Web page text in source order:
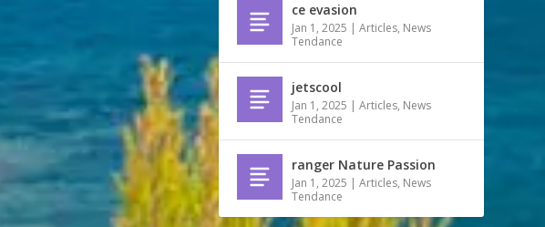
ce evasion
Jan 1, 2025 |Articles, News
Tendance
jetscool
Jan 1, 2025 |Articles, News
Tendance
ranger Nature Passion
Jan 1, 2025 |Articles, News
Tendance